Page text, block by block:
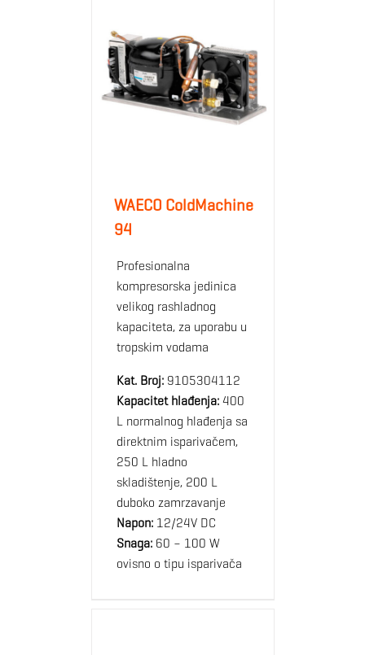
WAECO ColdMachine
94
Profesionalna
kompresorska jedinica
velikog rashladnog
kapaciteta, za uporabu u
tropskim vodama
Kat. Broj:9105304112
Kapacitet hlađenja:400
L normalnog hlađenja sa
direktnim isparivačem,
250 L hladno
skladištenje, 200 L
duboko zamrzavanje
Napon:12/24V DC
Snaga:60 – 100 W
ovisno o tipu isparivača